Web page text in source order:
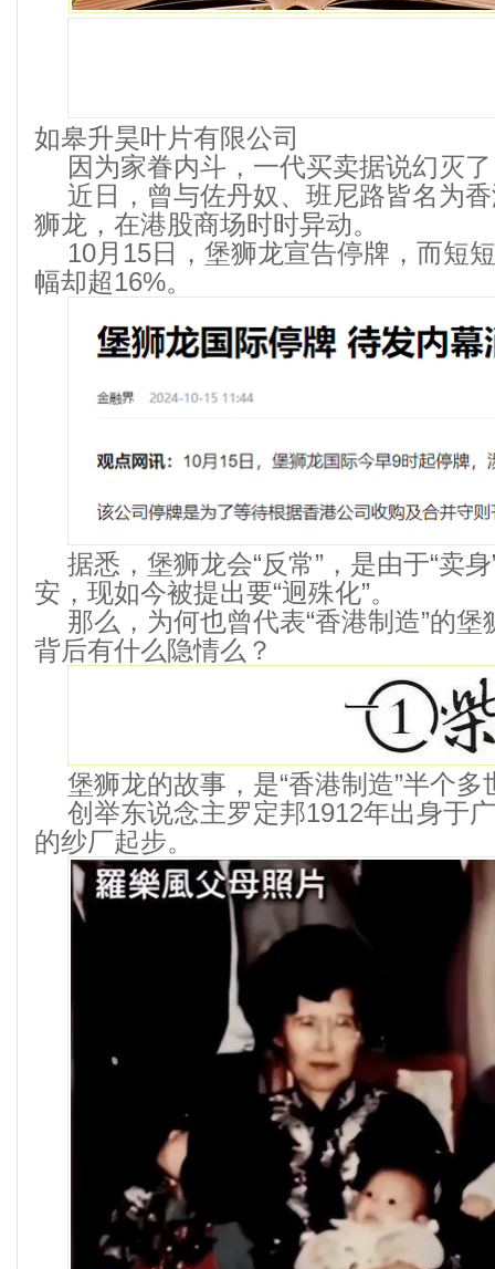
如皋升昊叶片有限公司
因为家眷内斗，一代买卖据说幻灭
近日，曾与佐丹奴、班尼路皆名为
狮龙，在港股商场时时异动。
10月15日，堡狮龙宣告停牌，而短
幅却超16%。
据悉，堡狮龙会“反常”，是由于“卖
安，现如今被提出要“迥殊化”。
那么，为何也曾代表“香港制造”的
背后有什么隐情么？
堡狮龙的故事，是“香港制造”半个
创举东说念主罗定邦1912年出身于
的纱厂起步。